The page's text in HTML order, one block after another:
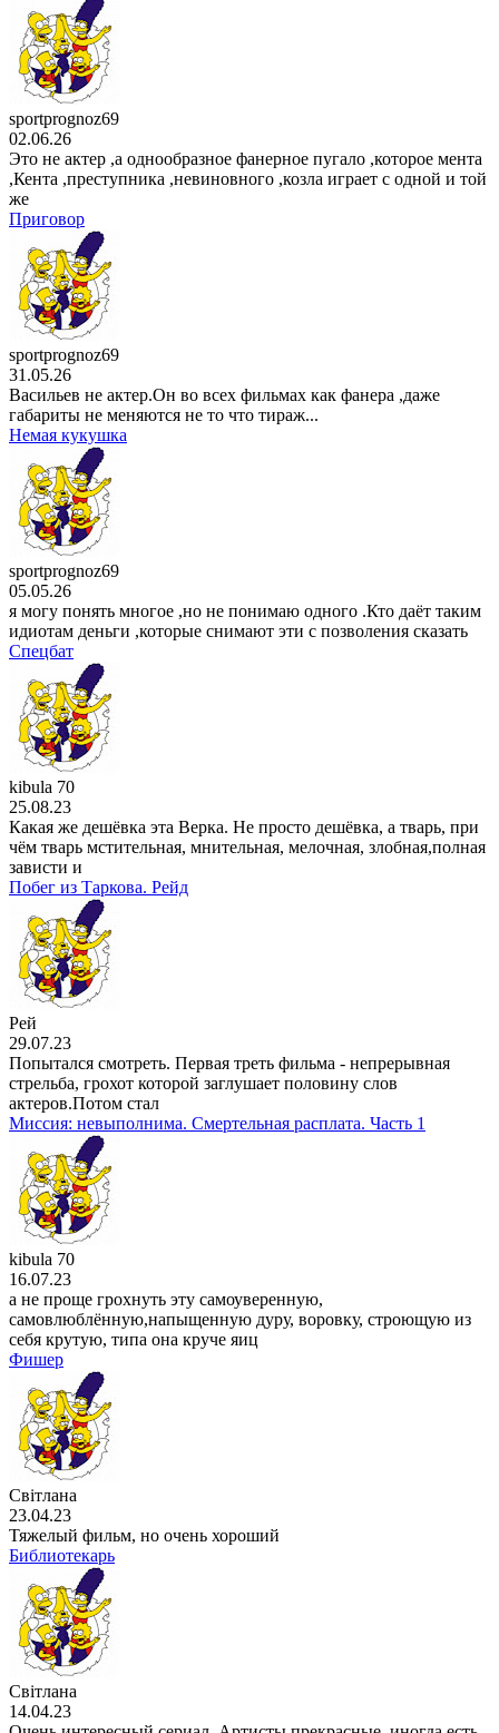
23 . 07
аниме сериал
как я сказал
1 сезон
3 серия
23 . 07
аниме сериал
1 сезон
3 серия
22 . 07
аниме сериал
13 серия
21 . 07
аниме сериал
отомстить: Я разрушу
1 сезон
3 серия
21 . 07
мультсериал Царь горы
15 сезон
10 серия
20 . 07
аниме сериалСемья шпиона
3 сезон
13 серия
20 . 07
аниме сериал
4 сезон
15 серия
19 . 07
мультсериалСимпсоны
37 сезон
17 серия
19 . 07
sportprognoz69
02.06.26
Это не актер ,а однообразное фанерное пугало ,которое мента
,Кента ,преступника ,невиновного ,козла играет с одной и той
же
Приговор
sportprognoz69
31.05.26
Васильев не актер.Он во всех фильмах как фанера ,даже
габариты не меняются не то что тираж...
Немая кукушка
sportprognoz69
05.05.26
я могу понять многое ,но не понимаю одного .Кто даёт таким
идиотам деньги ,которые снимают эти с позволения сказать
Спецбат
kibula 70
25.08.23
Какая же дешёвка эта Верка. Не просто дешёвка, а тварь, при
чём тварь мстительная, мнительная, мелочная, злобная,полная
зависти и
Побег из Таркова. Рейд
Рей
29.07.23
Попытался смотреть. Первая треть фильма - непрерывная
стрельба, грохот которой заглушает половину слов
актеров.Потом стал
Миссия: невыполнима. Смертельная расплата. Часть 1
kibula 70
16.07.23
а не проще грохнуть эту самоуверенную,
самовлюблённую,напыщенную дуру, воровку, строющую из
себя крутую, типа она круче яиц
Фишер
Світлана
23.04.23
Тяжелый фильм, но очень хороший
Библиотекарь
Світлана
14.04.23